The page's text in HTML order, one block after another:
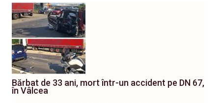
Bărbat de 33 ani, mort într-un accident pe DN 67,
în Vâlcea